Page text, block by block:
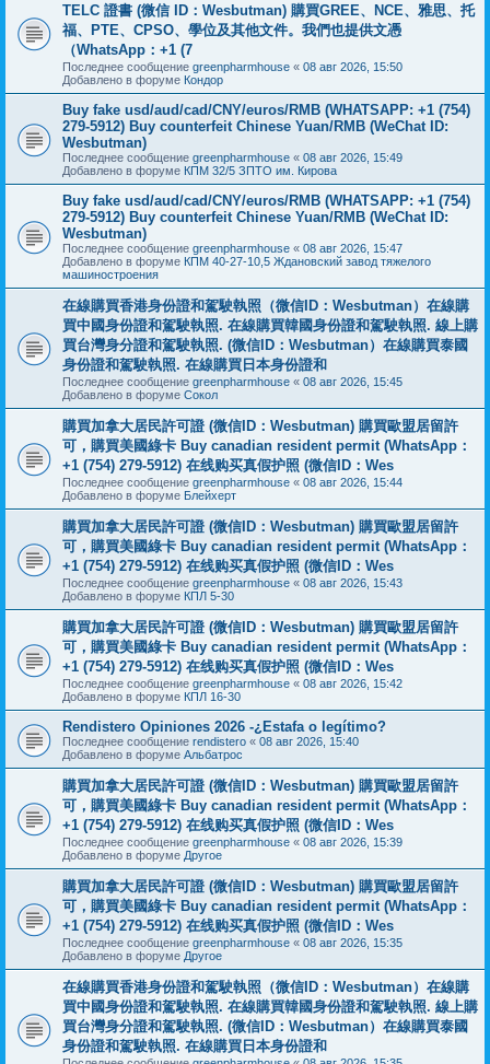
TELC 證書 (微信 ID：Wesbutman) 購買GREE、NCE、雅思、托
福、PTE、CPSO、學位及其他文件。我們也提供文憑
（WhatsApp：+1 (7
Последнее сообщение greenpharmhouse « 08 авг 2026, 15:50
Добавлено в форуме Кондор
Buy fake usd/aud/cad/CNY/euros/RMB (WHATSAPP: +1 (754)
279-5912) Buy counterfeit Chinese Yuan/RMB (WeChat ID:
Wesbutman)
Последнее сообщение greenpharmhouse « 08 авг 2026, 15:49
Добавлено в форуме КПМ 32/5 ЗПТО им. Кирова
Buy fake usd/aud/cad/CNY/euros/RMB (WHATSAPP: +1 (754)
279-5912) Buy counterfeit Chinese Yuan/RMB (WeChat ID:
Wesbutman)
Последнее сообщение greenpharmhouse « 08 авг 2026, 15:47
Добавлено в форуме КПМ 40-27-10,5 Ждановский завод тяжелого
машиностроения
在線購買香港身份證和駕駛執照（微信ID：Wesbutman）在線購
買中國身份證和駕駛執照. 在線購買韓國身份證和駕駛執照. 線上購
買台灣身分證和駕駛執照. (微信ID：Wesbutman）在線購買泰國
身份證和駕駛執照. 在線購買日本身份證和
Последнее сообщение greenpharmhouse « 08 авг 2026, 15:45
Добавлено в форуме Сокол
購買加拿大居民許可證 (微信ID：Wesbutman) 購買歐盟居留許
可，購買美國綠卡 Buy canadian resident permit (WhatsApp：
+1 (754) 279-5912) 在线购买真假护照 (微信ID：Wes
Последнее сообщение greenpharmhouse « 08 авг 2026, 15:44
Добавлено в форуме Блейхерт
購買加拿大居民許可證 (微信ID：Wesbutman) 購買歐盟居留許
可，購買美國綠卡 Buy canadian resident permit (WhatsApp：
+1 (754) 279-5912) 在线购买真假护照 (微信ID：Wes
Последнее сообщение greenpharmhouse « 08 авг 2026, 15:43
Добавлено в форуме КПЛ 5-30
購買加拿大居民許可證 (微信ID：Wesbutman) 購買歐盟居留許
可，購買美國綠卡 Buy canadian resident permit (WhatsApp：
+1 (754) 279-5912) 在线购买真假护照 (微信ID：Wes
Последнее сообщение greenpharmhouse « 08 авг 2026, 15:42
Добавлено в форуме КПЛ 16-30
Rendistero Opiniones 2026 -¿Estafa o legítimo?
Последнее сообщение rendistero « 08 авг 2026, 15:40
Добавлено в форуме Альбатрос
購買加拿大居民許可證 (微信ID：Wesbutman) 購買歐盟居留許
可，購買美國綠卡 Buy canadian resident permit (WhatsApp：
+1 (754) 279-5912) 在线购买真假护照 (微信ID：Wes
Последнее сообщение greenpharmhouse « 08 авг 2026, 15:39
Добавлено в форуме Другое
購買加拿大居民許可證 (微信ID：Wesbutman) 購買歐盟居留許
可，購買美國綠卡 Buy canadian resident permit (WhatsApp：
+1 (754) 279-5912) 在线购买真假护照 (微信ID：Wes
Последнее сообщение greenpharmhouse « 08 авг 2026, 15:35
Добавлено в форуме Другое
在線購買香港身份證和駕駛執照（微信ID：Wesbutman）在線購
買中國身份證和駕駛執照. 在線購買韓國身份證和駕駛執照. 線上購
買台灣身分證和駕駛執照. (微信ID：Wesbutman）在線購買泰國
身份證和駕駛執照. 在線購買日本身份證和